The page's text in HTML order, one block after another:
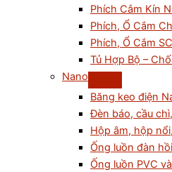
Phích Cắm Kín
Phích, Ổ Cắm
Phích, Ổ Cắm
Tủ Hợp Bộ –
Nano
Băng keo điện
Đèn báo, cầu
Hộp âm, hộp
Ống luồn đàn
Ống luồn PVC